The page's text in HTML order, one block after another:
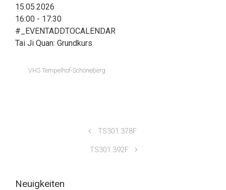
15.05.2026
16:00 - 17:30
#_EVENTADDTOCALENDAR
Tai Ji Quan: Grundkurs
VHS Tempelhof-Schöneberg
TS301.378F
TS301.392F
Neuigkeiten